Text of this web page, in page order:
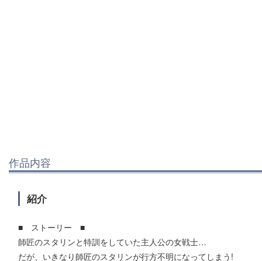
作品内容
紹介
■ ストーリー ■
師匠のスタリンと特訓をしていた主人公の女戦士…
だが、いきなり師匠のスタリンが行方不明になってしまう!